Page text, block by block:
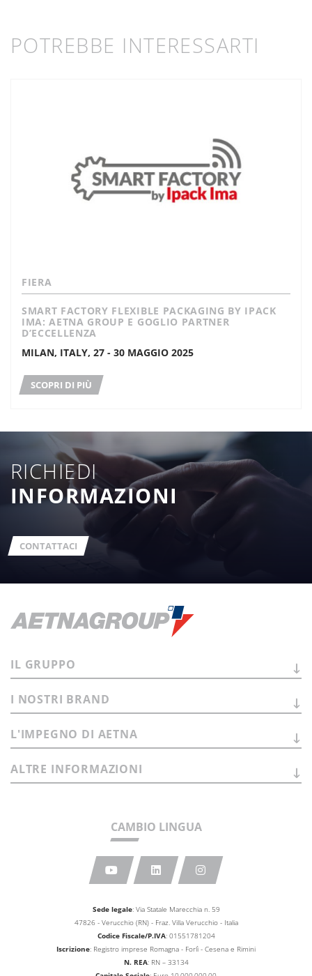
POTREBBE INTERESSARTI
FIERA
SMART FACTORY FLEXIBLE PACKAGING BY IPACK
IMA: AETNA GROUP E GOGLIO PARTNER
D’ECCELLENZA
MILAN, ITALY, 27 - 30 MAGGIO 2025
SCOPRI DI PIÙ
RICHIEDI
INFORMAZIONI
CONTATTACI
Sede legale: Via Statale Marecchia n. 59
47826 - Verucchio (RN) - Fraz. Villa Verucchio - Italia
Codice Fiscale/P.IVA: 01551781204
Iscrizione: Registro imprese Romagna - Forlì - Cesena e Rimini
N. REA: RN – 33134
CAMBIO LINGUA
IL GRUPPO
I NOSTRI BRAND
L'IMPEGNO DI AETNA
ALTRE INFORMAZIONI